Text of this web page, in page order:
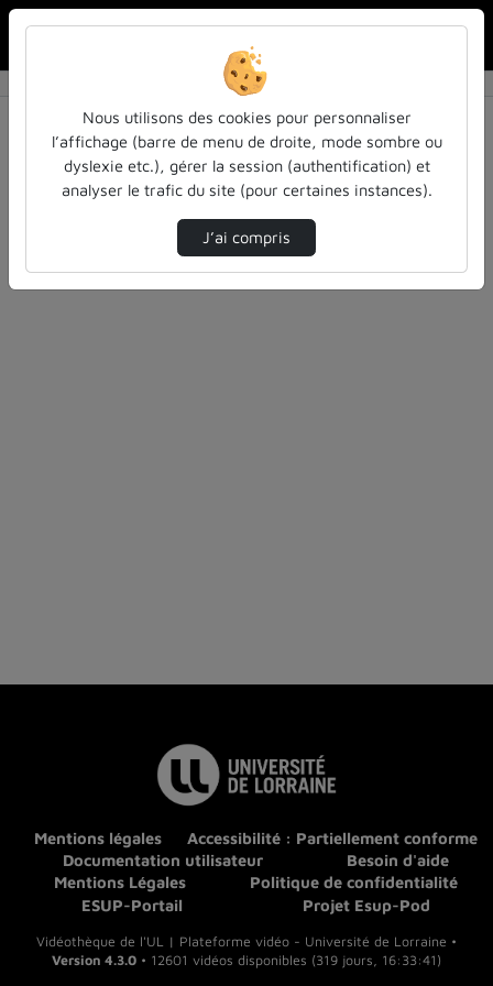
Résultats de la recherche
Filtres actifs (cliquer pour en retirer) :
cours-formations
pass-las pass-las pass-las
Mentions légales
Accessibilité : Partiellement conforme
Documentation utilisateur
Besoin d'aide
Mentions Légales
Politique de confidentialité
ESUP-Portail
Projet Esup-Pod
Vidéothèque de l'UL | Plateforme vidéo - Université de Lorraine •
Version 4.3.0 • 12601 vidéos disponibles (319 jours, 16:33:41)
Nous utilisons des cookies pour personnaliser
l’affichage (barre de menu de droite, mode sombre ou
dyslexie etc.), gérer la session (authentification) et
analyser le trafic du site (pour certaines instances).
J’ai compris